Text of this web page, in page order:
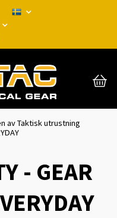
av Taktisk utrustning
- GEAR